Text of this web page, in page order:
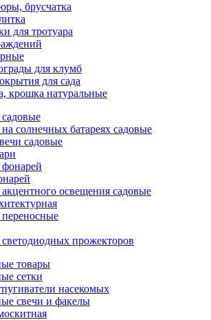
брусчатка
для тротуара
для клумб
для сада
крошка натуральные
солнечных батареях садовые
садовые
освещения садовые
прожекторов
товары
сетки
насекомых
свечи и факелы